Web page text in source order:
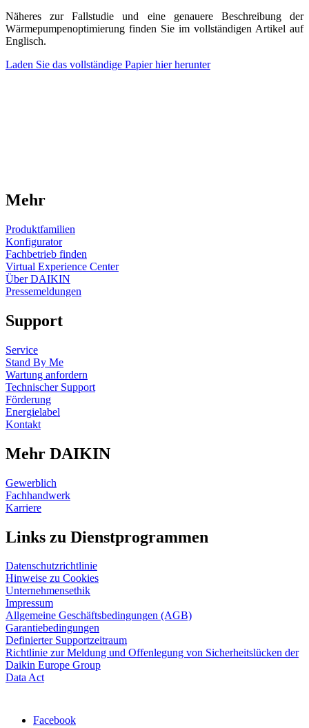
Näheres zur Fallstudie und eine genauere Beschreibung der
Wärmepumpenoptimierung finden Sie im vollständigen Artikel auf
Englisch.
Laden Sie das vollständige Papier hier herunter
Mehr
Produktfamilien
Konfigurator
Fachbetrieb finden
Virtual Experience Center
Über DAIKIN
Pressemeldungen
Support
Service
Stand By Me
Wartung anfordern
Technischer Support
Förderung
Energielabel
Kontakt
Mehr DAIKIN
Gewerblich
Fachhandwerk
Karriere
Links zu Dienstprogrammen
Datenschutzrichtlinie
Hinweise zu Cookies
Unternehmensethik
Impressum
Allgemeine Geschäftsbedingungen (AGB)
Garantiebedingungen
Definierter Supportzeitraum
Richtlinie zur Meldung und Offenlegung von Sicherheitslücken der
Daikin Europe Group
Data Act
Facebook